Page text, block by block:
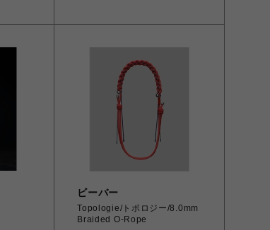
ビーバー
Topologie/トポロジー/8.0mm
Braided O-Rope